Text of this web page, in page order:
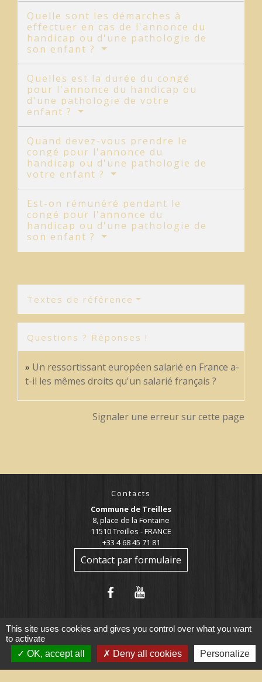
Quelle sont les démarches à
effectuer en cas de l'annonce du
handicap ou d'une pathologie de
son enfant ?
Quelles est la durée du congé
pour l'annonce du handicap ou
d'une pathologie de votre
enfant ?
Quand devez-vous prendre le
congé pour l'annonce du
handicap ou d'une pathologie de
votre enfant ?
Est-on rémunéré pendant le
congé pour l'annonce du
handicap ou d'une pathologie de
son enfant ?
Textes de référence
Questions ? Réponses !
Un ressortissant européen salarié en France a-
t-il les mêmes droits qu'un salarié français ?
Signaler une erreur sur cette page
Contacts
Commune de Treilles
8, place de la Fontaine
11510 Treilles - FRANCE
+33 4 68 45 71 81
Contact par formulaire
Liens utiles
This site uses cookies and gives you control over what you want
to activate
OK, accept all
Deny all cookies Personalize